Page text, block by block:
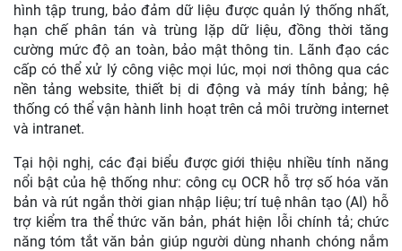
hình tập trung, bảo đảm dữ liệu được quản lý thống nhất,
hạn chế phân tán và trùng lặp dữ liệu, đồng thời tăng
cường mức độ an toàn, bảo mật thông tin. Lãnh đạo các
cấp có thể xử lý công việc mọi lúc, mọi nơi thông qua các
nền tảng website, thiết bị di động và máy tính bảng; hệ
thống có thể vận hành linh hoạt trên cả môi trường internet
và intranet.
Tại hội nghị, các đại biểu được giới thiệu nhiều tính năng
nổi bật của hệ thống như: công cụ OCR hỗ trợ số hóa văn
bản và rút ngắn thời gian nhập liệu; trí tuệ nhân tạo (AI) hỗ
trợ kiểm tra thể thức văn bản, phát hiện lỗi chính tả; chức
năng tóm tắt văn bản giúp người dùng nhanh chóng nắm